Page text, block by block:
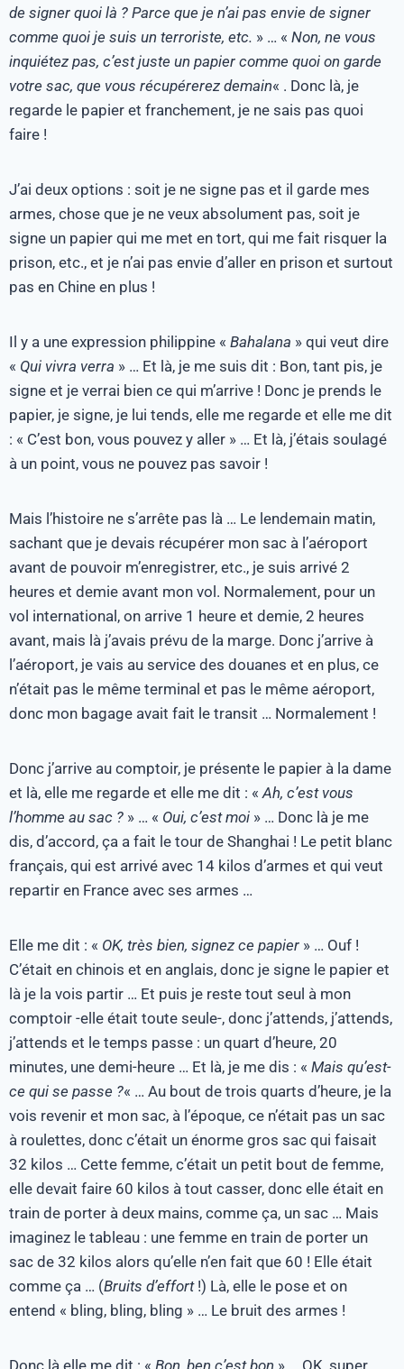
de signer quoi là ? Parce que je n’ai pas envie de signer
comme quoi je suis un terroriste, etc. » … « Non, ne vous
inquiétez pas, c’est juste un papier comme quoi on garde
votre sac, que vous récupérerez demain« . Donc là, je
regarde le papier et franchement, je ne sais pas quoi
faire !
J’ai deux options : soit je ne signe pas et il garde mes
armes, chose que je ne veux absolument pas, soit je
signe un papier qui me met en tort, qui me fait risquer la
prison, etc., et je n’ai pas envie d’aller en prison et surtout
pas en Chine en plus !
Il y a une expression philippine « Bahalana » qui veut dire
« Qui vivra verra » … Et là, je me suis dit : Bon, tant pis, je
signe et je verrai bien ce qui m’arrive ! Donc je prends le
papier, je signe, je lui tends, elle me regarde et elle me dit
: « C’est bon, vous pouvez y aller » … Et là, j’étais soulagé
à un point, vous ne pouvez pas savoir !
Mais l’histoire ne s’arrête pas là … Le lendemain matin,
sachant que je devais récupérer mon sac à l’aéroport
avant de pouvoir m’enregistrer, etc., je suis arrivé 2
heures et demie avant mon vol. Normalement, pour un
vol international, on arrive 1 heure et demie, 2 heures
avant, mais là j’avais prévu de la marge. Donc j’arrive à
l’aéroport, je vais au service des douanes et en plus, ce
n’était pas le même terminal et pas le même aéroport,
donc mon bagage avait fait le transit … Normalement !
Donc j’arrive au comptoir, je présente le papier à la dame
et là, elle me regarde et elle me dit : « Ah, c’est vous
l’homme au sac ? » … « Oui, c’est moi » … Donc là je me
dis, d’accord, ça a fait le tour de Shanghai ! Le petit blanc
français, qui est arrivé avec 14 kilos d’armes et qui veut
repartir en France avec ses armes …
Elle me dit : « OK, très bien, signez ce papier » … Ouf !
C’était en chinois et en anglais, donc je signe le papier et
là je la vois partir … Et puis je reste tout seul à mon
comptoir -elle était toute seule-, donc j’attends, j’attends,
j’attends et le temps passe : un quart d’heure, 20
minutes, une demi-heure … Et là, je me dis : « Mais qu’est-
ce qui se passe ?« … Au bout de trois quarts d’heure, je la
vois revenir et mon sac, à l’époque, ce n’était pas un sac
à roulettes, donc c’était un énorme gros sac qui faisait
32 kilos … Cette femme, c’était un petit bout de femme,
elle devait faire 60 kilos à tout casser, donc elle était en
train de porter à deux mains, comme ça, un sac … Mais
imaginez le tableau : une femme en train de porter un
sac de 32 kilos alors qu’elle n’en fait que 60 ! Elle était
comme ça … (Bruits d’effort!) Là, elle le pose et on
entend « bling, bling, bling » … Le bruit des armes !
Donc là elle me dit : « Bon, ben c’est bon » … OK, super,